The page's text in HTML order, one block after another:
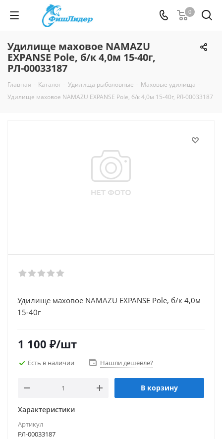
0
Удилище маховое NAMAZU
EXPANSE Pole, б/к 4,0м 15-40г,
РЛ-00033187
Главная - Каталог - Удилища рыболовные - Маховые удилища -
Удилище маховое NAMAZU EXPANSE Pole, б/к 4,0м 15-40г, РЛ-00033187
Удилище маховое NAMAZU EXPANSE Pole, б/к 4,0м
15-40г
1 100 ₽/шт
Есть в наличии Нашли дешевле?
В корзину
Характеристики
Артикул
РЛ-00033187